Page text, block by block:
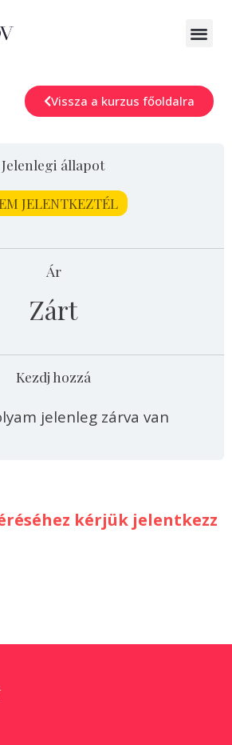
Vissza a kurzus főoldalra
Jelenlegi állapot
JELENTKEZTÉL
Ár
Zárt
Kezdj hozzá
jelenleg zárva van
kérjük jelentkezz